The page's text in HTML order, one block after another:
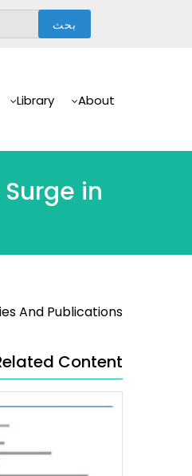
Navigation
About
Library
in
And Publications
Content